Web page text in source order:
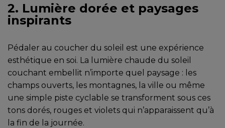
2. Lumière dorée et paysages
inspirants
Pédaler au coucher du soleil est une expérience
esthétique en soi. La lumière chaude du soleil
couchant embellit n’importe quel paysage : les
champs ouverts, les montagnes, la ville ou même
une simple piste cyclable se transforment sous ces
tons dorés, rouges et violets qui n’apparaissent qu’à
la fin de la journée.